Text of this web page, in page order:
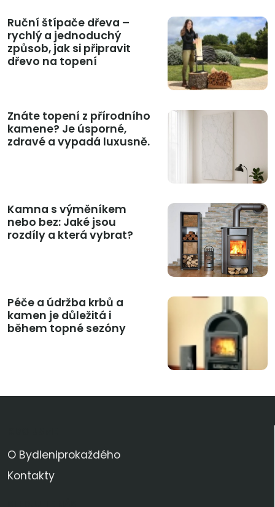
Ruční štípače dřeva –
rychlý a jednoduchý
způsob, jak si připravit
dřevo na topení
Znáte topení z přírodního
kamene? Je úsporné,
zdravé a vypadá luxusně.
Kamna s výměníkem
nebo bez: Jaké jsou
rozdíly a která vybrat?
Péče a údržba krbů a
kamen je důležitá i
během topné sezóny
O Bydleniprokaždého
Kontakty